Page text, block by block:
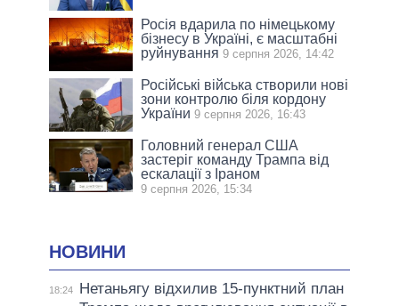
Росія вдарила по німецькому
бізнесу в Україні, є масштабні
руйнування 9 серпня 2026, 14:42
Російські війська створили нові
зони контролю біля кордону
України 9 серпня 2026, 16:43
Головний генерал США
застеріг команду Трампа від
ескалації з Іраном
9 серпня 2026, 15:34
НОВИНИ
18:24
Нетаньягу відхилив 15-пунктний план